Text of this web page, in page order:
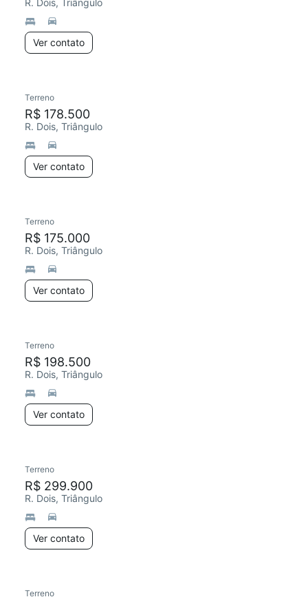
R. Dois, Triângulo
Ver contato
Terreno
R$ 178.500
R. Dois, Triângulo
Ver contato
Terreno
R$ 175.000
R. Dois, Triângulo
Ver contato
Terreno
R$ 198.500
R. Dois, Triângulo
Ver contato
Terreno
R$ 299.900
R. Dois, Triângulo
Ver contato
Terreno